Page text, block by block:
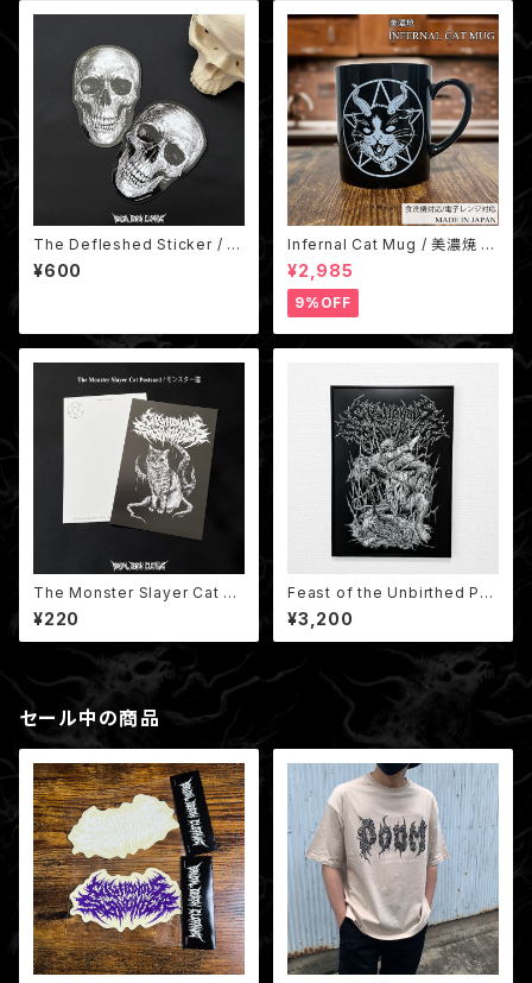
The Defleshed Sticker / ス
カルステッカー
¥600
Infernal Cat Mug / 美濃焼 地
獄猫マグカップ 国産（非売品ス
テッカー付き）
¥2,985
9%OFF
The Monster Slayer Cat Po
stcard / モンスター猫ポストカ
ード
¥220
Feast of the Unbirthed Po
ster / B3ポスター
¥3,200
セール中の商品